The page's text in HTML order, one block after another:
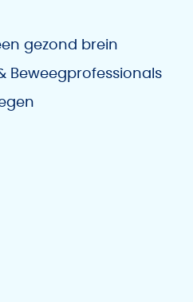
gezond brein
Beweegprofessionals